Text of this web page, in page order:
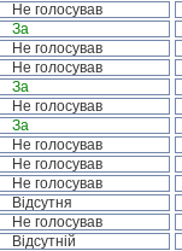
Не голосував
За
Не голосував
Не голосував
За
Не голосував
За
Не голосував
Не голосував
Не голосував
Відсутня
Не голосував
Відсутній